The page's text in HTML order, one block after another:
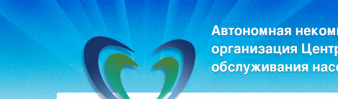
Автономная
организация
обслуживания